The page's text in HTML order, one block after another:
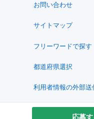
応募
お問い合わせ
サイトマップ
フリーワードで探す
都道府県選択
利用者情報の外部送